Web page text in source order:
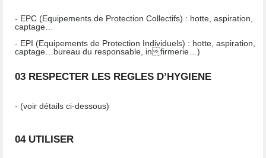
- EPC (Equipements de Protection Collectifs) : hotte, aspiration,
captage…
- EPI (Equipements de Protection Individuels) : hotte, aspiration,
captage…bureau du responsable, infirmerie…)
03 RESPECTER LES REGLES D’HYGIENE
- (voir détails ci-dessous)
04 UTILISER